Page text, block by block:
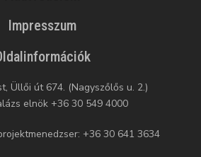
Impresszum
Üllői út 674. (Nagyszőlős u. 2.)
elnök +36 30 549 4000
+36 30 641 3634